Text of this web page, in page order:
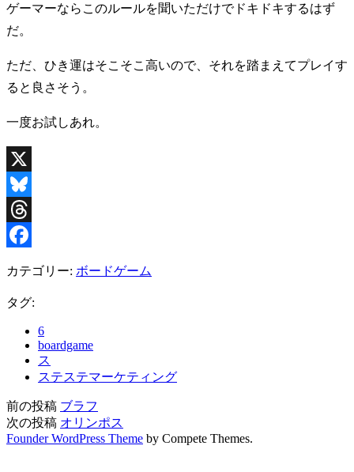
ゲーマーならこのルールを聞いただけでドキドキするはず
だ。
ただ、ひき運はそこそこ高いので、それを踏まえてプレイす
ると良さそう。
一度お試しあれ。
X
Bluesky
Threads
カテゴリー: ボードゲーム
タグ:
6
boardgame
ス
ステステマーケティング
前の投稿 ブラフ
次の投稿 オリンポス
Founder WordPress Theme by Compete Themes.